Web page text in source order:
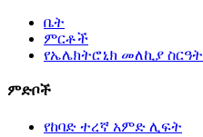
ቤት
ምርቶች
የኤሌክትሮኒክ መለኪያ ስርዓት
ምድቦች
የከባድ ተረኛ አምድ ሊፍት